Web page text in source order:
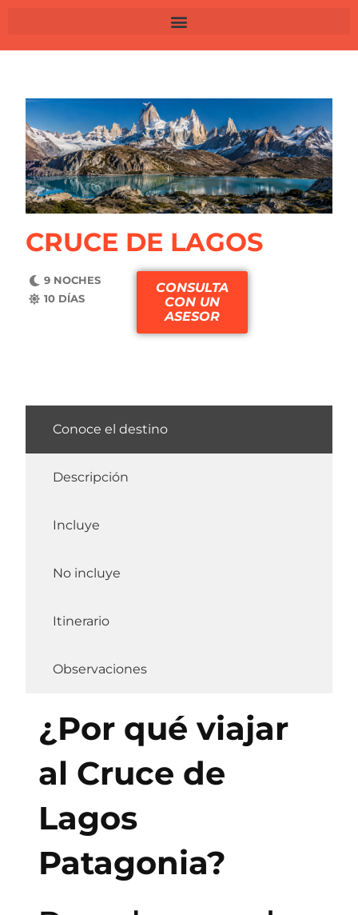
CRUCE DE LAGOS
9 NOCHES
10 DÍAS
CONSULTA
CON UN
ASESOR
Conoce el destino
Descripción
Incluye
No incluye
Itinerario
Observaciones
¿Por qué viajar
al Cruce de
Lagos
Patagonia?